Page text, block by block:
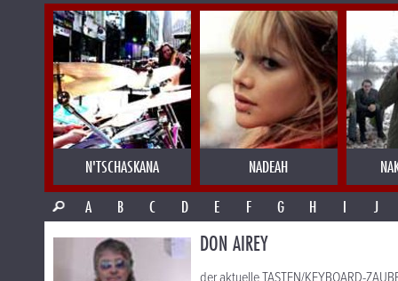
N'TSCHASKANA NADEAH
A
B C D E F G H I J
DON AIREY